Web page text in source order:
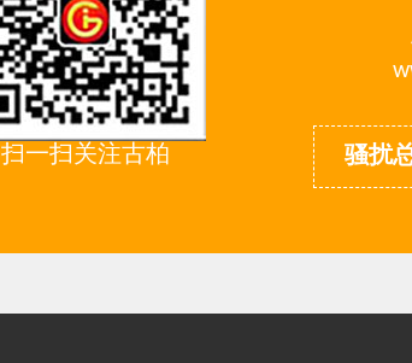
扫一扫关注古柏 骚扰